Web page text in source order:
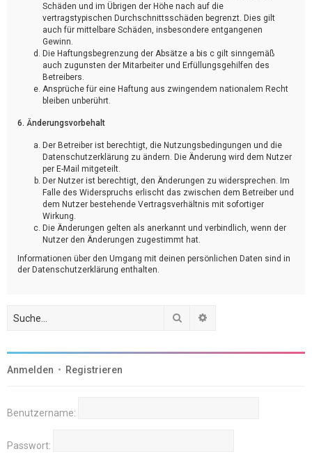
Schäden und im Übrigen der Höhe nach auf die
vertragstypischen Durchschnittsschäden begrenzt. Dies gilt
auch für mittelbare Schäden, insbesondere entgangenen
Gewinn.
Die Haftungsbegrenzung der Absätze a bis c gilt sinngemäß
auch zugunsten der Mitarbeiter und Erfüllungsgehilfen des
Betreibers.
Ansprüche für eine Haftung aus zwingendem nationalem Recht
bleiben unberührt.
6. Änderungsvorbehalt
Der Betreiber ist berechtigt, die Nutzungsbedingungen und die
Datenschutzerklärung zu ändern. Die Änderung wird dem Nutzer
per E-Mail mitgeteilt.
Der Nutzer ist berechtigt, den Änderungen zu widersprechen. Im
Falle des Widerspruchs erlischt das zwischen dem Betreiber und
dem Nutzer bestehende Vertragsverhältnis mit sofortiger
Wirkung.
Die Änderungen gelten als anerkannt und verbindlich, wenn der
Nutzer den Änderungen zugestimmt hat.
Informationen über den Umgang mit deinen persönlichen Daten sind in
der Datenschutzerklärung enthalten.
Suche
Anmelden • Registrieren
Benutzername:
Passwort: